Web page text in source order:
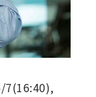
7(16:40),